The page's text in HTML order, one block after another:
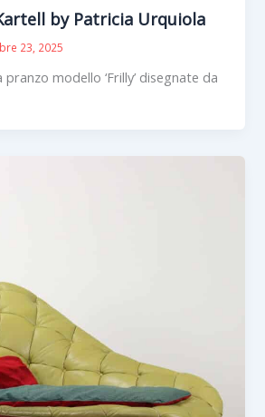
by Patricia Urquiola
23, 2025
modello ‘Frilly’ disegnate da